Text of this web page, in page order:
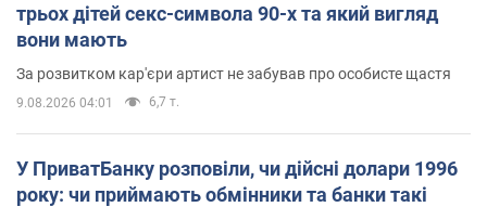
трьох дітей секс-символа 90-х та який вигляд
вони мають
За розвитком кар'єри артист не забував про особисте щастя
9.08.2026 04:01 6,7 т.
У ПриватБанку розповіли, чи дійсні долари 1996
року: чи приймають обмінники та банки такі